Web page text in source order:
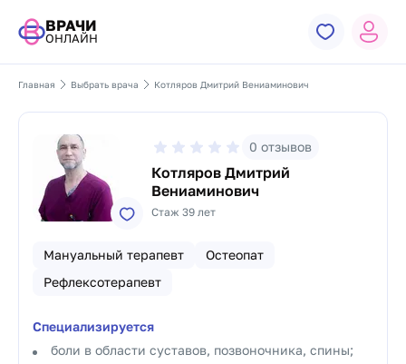
ВРАЧИ
ОНЛАЙН
Главная Выбрать врача Котляров Дмитрий Вениаминович
0 отзывов
Котляров Дмитрий
Вениаминович
Стаж 39 лет
Мануальный терапевт
Остеопат
Рефлексотерапевт
Специализируется
боли в области суставов, позвоночника, спины;